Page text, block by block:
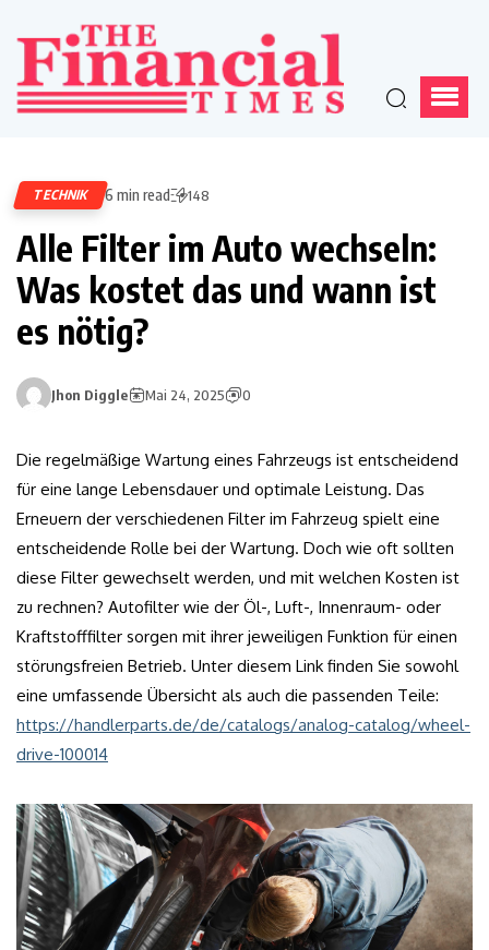
TECHNIK 6 min read 148
Alle Filter im Auto wechseln:
Was kostet das und wann ist
es nötig?
Jhon Diggle Mai 24, 2025 0
Die regelmäßige Wartung eines Fahrzeugs ist entscheidend
für eine lange Lebensdauer und optimale Leistung. Das
Erneuern der verschiedenen Filter im Fahrzeug spielt eine
entscheidende Rolle bei der Wartung. Doch wie oft sollten
diese Filter gewechselt werden, und mit welchen Kosten ist
zu rechnen? Autofilter wie der Öl-, Luft-, Innenraum- oder
Kraftstofffilter sorgen mit ihrer jeweiligen Funktion für einen
störungsfreien Betrieb. Unter diesem Link finden Sie sowohl
eine umfassende Übersicht als auch die passenden Teile:
https://handlerparts.de/de/catalogs/analog-catalog/wheel-
drive-100014